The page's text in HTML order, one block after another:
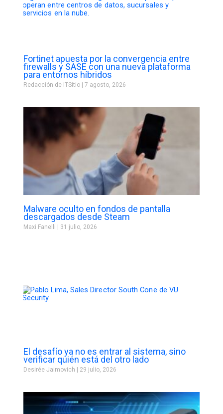
Fortinet apuesta por la convergencia entre
firewalls y SASE con una nueva plataforma
para entornos híbridos
Redacción de ITSitio 7 agosto, 2026
Malware oculto en fondos de pantalla
descargados desde Steam
Maxi Fanelli 31 julio, 2026
El desafío ya no es entrar al sistema, sino
verificar quién está del otro lado
Desirée Jaimovich 29 julio, 2026